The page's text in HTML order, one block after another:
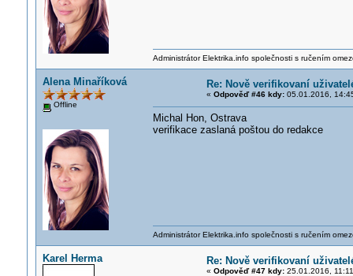
Administrátor Elektrika.info společnosti s ručením
Alena Minaříková
Offline
Re: Nově verifikovaní
« Odpověď #46 kdy:05.01.2016,
Michal Hon, Ostrava
verifikace zaslaná poštou do redakce
Administrátor Elektrika.info společnosti s ručením
Karel Herma Re: Nově verifikovaní
« Odpověď #47 kdy:25.01.2016,